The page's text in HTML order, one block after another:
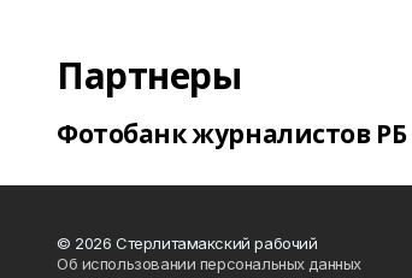
Партнеры
Фотобанк журналистов РБ
© 2026 Стерлитамакский рабочий
Об использовании персональных данных